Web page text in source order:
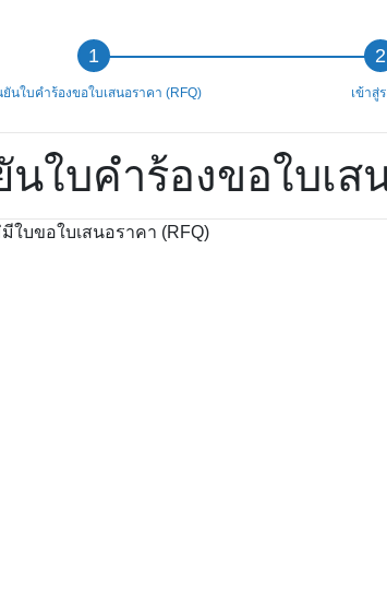
นใบคำร้องขอใบเสนอราคา (RFQ) เข้าสู่
นใบคำร้องขอใบเส
ใบขอใบเสนอราคา (RFQ)